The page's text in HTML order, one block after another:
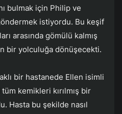
bulmak için Philip ve
istiyordu. Bu keşif
arasında gömülü kalmış
bir yolculuğa dönüşecekti.
bir hastanede Ellen isimli
kemikleri kırılmış bir
Hasta bu şekilde nasıl